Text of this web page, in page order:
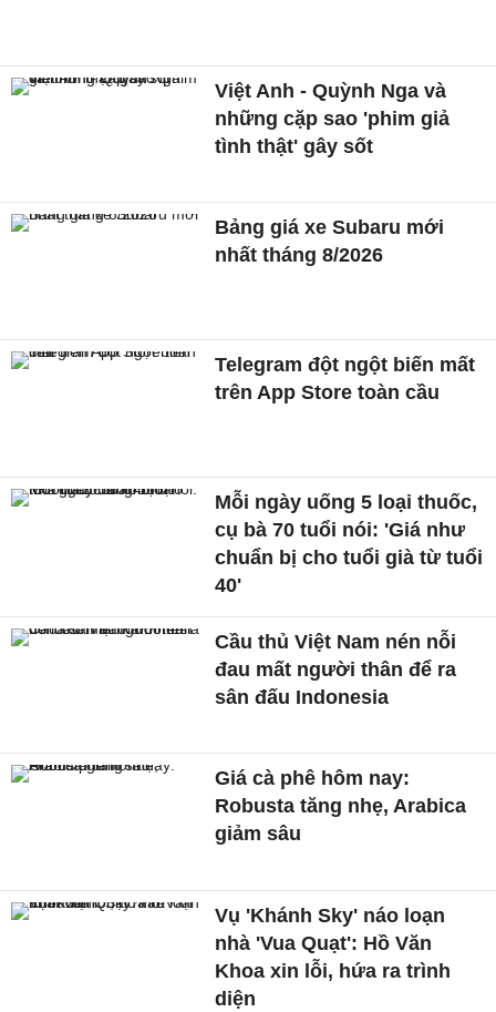
Việt Anh - Quỳnh Nga và
những cặp sao 'phim giả
tình thật' gây sốt
Bảng giá xe Subaru mới
nhất tháng 8/2026
Telegram đột ngột biến mất
trên App Store toàn cầu
Mỗi ngày uống 5 loại thuốc,
cụ bà 70 tuổi nói: 'Giá như
chuẩn bị cho tuổi già từ tuổi
40'
Cầu thủ Việt Nam nén nỗi
đau mất người thân để ra
sân đấu Indonesia
Giá cà phê hôm nay:
Robusta tăng nhẹ, Arabica
giảm sâu
Vụ 'Khánh Sky' náo loạn
nhà 'Vua Quạt': Hồ Văn
Khoa xin lỗi, hứa ra trình
diện